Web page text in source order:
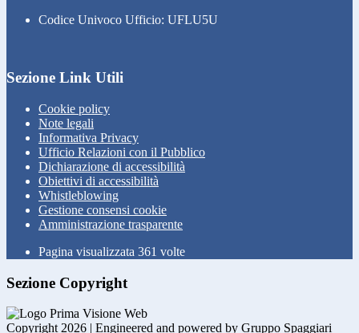
Codice Univoco Ufficio: UFLU5U
Sezione Link Utili
Cookie policy
Note legali
Informativa Privacy
Ufficio Relazioni con il Pubblico
Dichiarazione di accessibilità
Obiettivi di accessibilità
Whistleblowing
Gestione consensi cookie
Amministrazione trasparente
Pagina visualizzata 361 volte
Sezione Copyright
Copyright 2026 | Engineered and powered by Gruppo Spaggiari